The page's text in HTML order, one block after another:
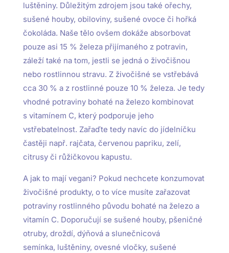
luštěniny. Důležitým zdrojem jsou také ořechy,
sušené houby, obiloviny, sušené ovoce či hořká
čokoláda. Naše tělo ovšem dokáže absorbovat
pouze asi 15 % železa přijímaného z potravin,
záleží také na tom, jestli se jedná o živočišnou
nebo rostlinnou stravu. Z živočišné se vstřebává
cca 30 % a z rostlinné pouze 10 % železa. Je tedy
vhodné potraviny bohaté na železo kombinovat
s vitamínem C, který podporuje jeho
vstřebatelnost. Zařaďte tedy navíc do jídelníčku
častěji např. rajčata, červenou papriku, zelí,
citrusy či růžičkovou kapustu.
A jak to mají vegani? Pokud nechcete konzumovat
živočišné produkty, o to více musíte zařazovat
potraviny rostlinného původu bohaté na železo a
vitamín C. Doporučují se sušené houby, pšeničné
otruby, droždí, dýňová a slunečnicová
semínka, luštěniny, ovesné vločky, sušené